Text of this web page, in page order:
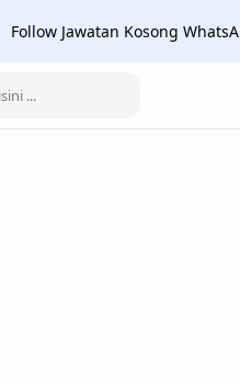
Follow Jawatan Kosong